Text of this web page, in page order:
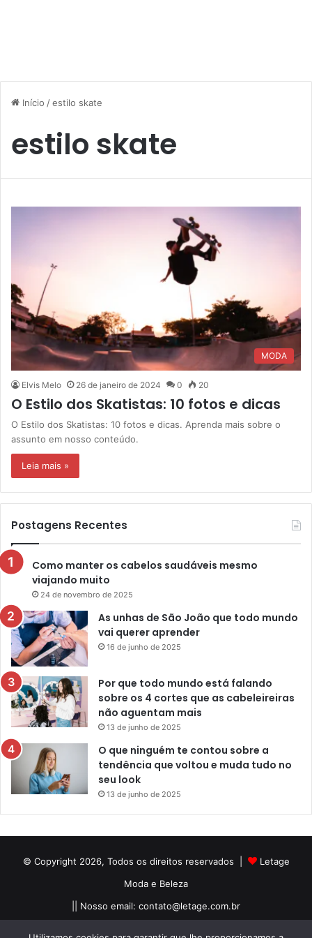
Início /estilo skate
estilo skate
MODA
Elvis Melo 26 de janeiro de 2024 0 20
O Estilo dos Skatistas: 10 fotos e dicas
O Estilo dos Skatistas: 10 fotos e dicas. Aprenda mais sobre o
assunto em nosso conteúdo.
Leia mais »
Postagens Recentes
Como manter os cabelos saudáveis mesmo
viajando muito
24 de novembro de 2025
As unhas de São João que todo mundo
vai querer aprender
16 de junho de 2025
Por que todo mundo está falando
sobre os 4 cortes que as cabeleireiras
não aguentam mais
13 de junho de 2025
O que ninguém te contou sobre a
tendência que voltou e muda tudo no
seu look
13 de junho de 2025
© Copyright 2026, Todos os direitos reservados |
Letage
Moda e Beleza
|| Nosso email: contato@letage.com.br